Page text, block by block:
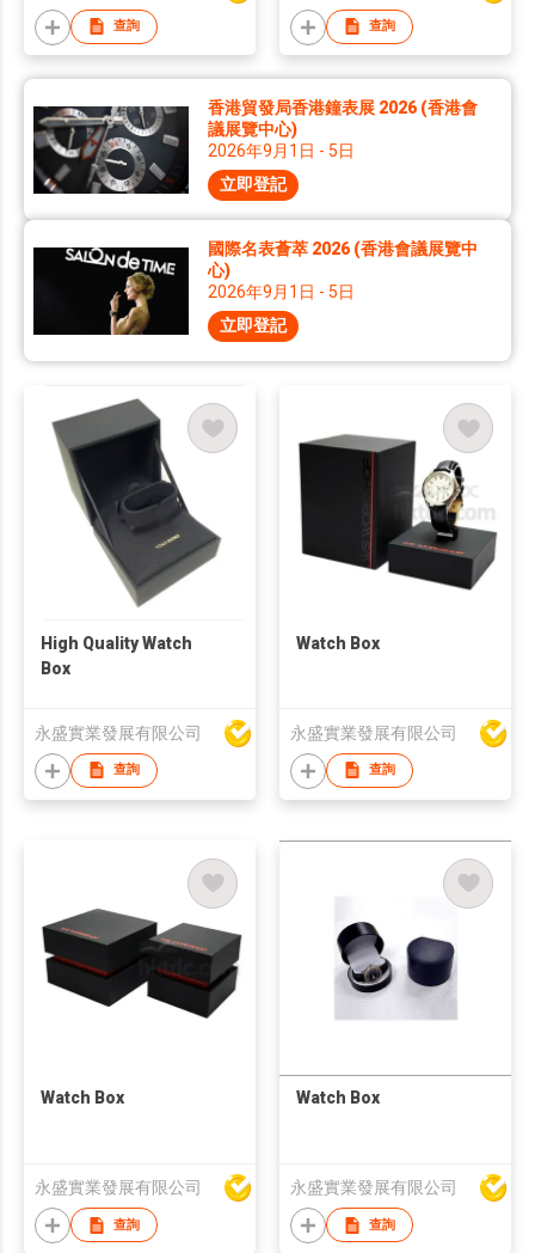
查詢 查詢
香港貿發局香港鐘表展 2026 (香港會
議展覽中心)
2026年9月1日 - 5日
立即登記
國際名表薈萃 2026 (香港會議展覽中
心)
2026年9月1日 - 5日
立即登記
High Quality Watch
Box
永盛實業發展有限公司
查詢
Watch Box
永盛實業發展有限公司
查詢
Watch Box
永盛實業發展有限公司
查詢
Watch Box
永盛實業發展有限公司
查詢